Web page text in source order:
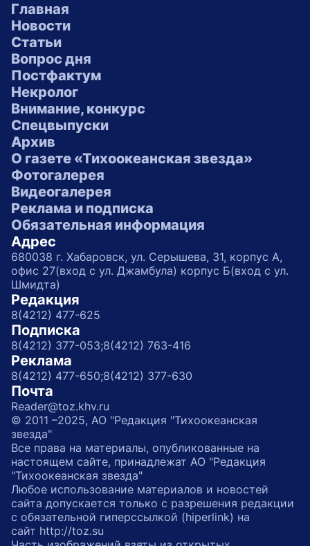
Главная
Новости
Статьи
Вопрос дня
Постфактум
Некролог
Внимание, конкурс
Спецвыпуски
Архив
О газете «Тихоокеанская звезда»
Фотогалерея
Видеогалерея
Реклама и подписка
Обязательная информация
Адрес
680038 г. Хабаровск, ул. Серышева, 31, корпус А,
офис 27(вход с ул. Джамбула) корпус Б(вход с ул.
Шмидта)
Редакция
8(4212) 477-625
Подписка
8(4212) 377-053;8(4212) 763-416
Реклама
8(4212) 477-650;8(4212) 377-630
Почта
Reader@toz.khv.ru
© 2011 –2025, АО "Редакция "Тихоокеанская
звезда"
Все права на материалы, опубликованные на
настоящем сайте, принадлежат АО "Редакция
"Тихоокеанская звезда"
Любое использование материалов и новостей
сайта допускается только с разрешения редакции
с обязательной гиперссылкой (hiperlink) на
сайт http://toz.su